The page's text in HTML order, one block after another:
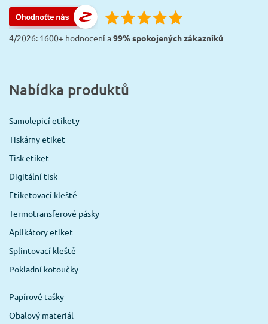
4/2026: 1600+ hodnocení a99% spokojených zákazníků
Nabídka produktů
Samolepicí etikety
Tiskárny etiket
Tisk etiket
Digitální tisk
Etiketovací kleště
Termotransferové pásky
Aplikátory etiket
Splintovací kleště
Pokladní kotoučky
Papírové tašky
Obalový materiál